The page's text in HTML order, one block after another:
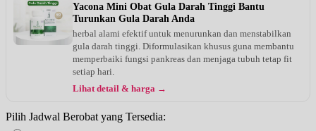
Yacona Mini Obat Gula Darah Tinggi Bantu
Turunkan Gula Darah Anda
herbal alami efektif untuk menurunkan dan menstabilkan
gula darah tinggi. Diformulasikan khusus guna membantu
memperbaiki fungsi pankreas dan menjaga tubuh tetap fit
setiap hari.
Lihat detail & harga →
Pilih Jadwal Berobat yang Tersedia: